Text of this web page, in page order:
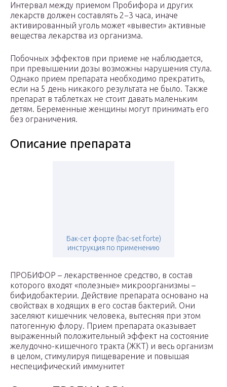
Интервал между приемом Пробифора и других
лекарств должен составлять 2−3 часа, иначе
активированный уголь может «вывести» активные
вещества лекарства из организма.
Побочных эффектов при приеме не наблюдается,
при превышении дозы возможны нарушения стула.
Однако прием препарата необходимо прекратить,
если на 5 день никакого результата не было. Также
препарат в таблетках не стоит давать маленьким
детям. Беременные женщины могут принимать его
без ограничения.
Описание препарата
Бак-сет форте (bac-set forte)
инструкция по применению
ПРОБИФОР – лекарственное средство, в состав
которого входят «полезные» микроорганизмы –
бифидобактерии. Действие препарата основано на
свойствах в ходящих в его состав бактерий. Они
заселяют кишечник человека, вытесняя при этом
патогенную флору. Прием препарата оказывает
выраженный положительный эффект на состояние
желудочно-кишечного тракта (ЖКТ) и весь организм
в целом, стимулируя пищеварение и повышая
неспецифический иммунитет